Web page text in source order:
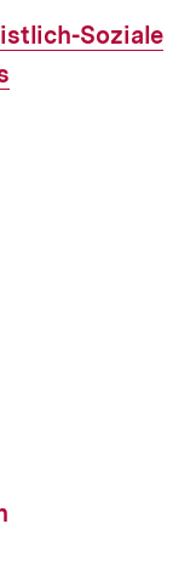
Soziale